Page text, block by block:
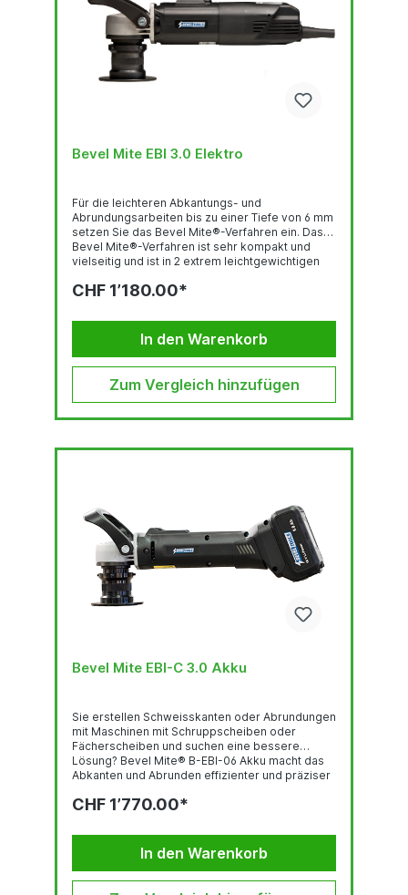
Bevel Mite EBI 3.0 Elektro
Für die leichteren Abkantungs- und
Abrundungsarbeiten bis zu einer Tiefe von 6 mm
setzen Sie das Bevel Mite®-Verfahren ein. Das
Bevel Mite®-Verfahren ist sehr kompakt und
vielseitig und ist in 2 extrem leichtgewichtigen
und einem pneumatischen Motor. Das Bevel
hohe Qualität ist von langer Lebensdauer ist
praktisch verlangt lediglich minimale körperliche
Anstrengung ermöglicht...
CHF 1’180.00*
In den Warenkorb
Zum Vergleich hinzufügen
Bevel Mite EBI-C 3.0 Akku
Sie erstellen Schweisskanten oder Abrundungen
mit Maschinen mit Schruppscheiben oder
Fächerscheiben und suchen eine bessere
Lösung? Bevel Mite® B-EBI-06 Akku macht das
Abkanten und Abrunden effizienter und präziser
kabellose Maschine (nur 2.4 kg!)
Abkanten bis 6 mm Tiefe (15° - 22.5° - 30° - 37.5°
- 45° - 52.5° - 60°)und Abrunden mit Radius R2 -
CHF 1’770.00*
In den Warenkorb